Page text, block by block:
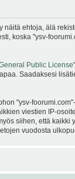
näitä ehtoja, älä
koska "ysv-
Public License
Saadaksesi
"ysv-
viestien IP-
siihen, että kaikki
vuodosta